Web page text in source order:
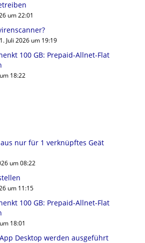
um 22:01
Juli 2026 um 19:19
100 GB: Prepaid-Allnet-Flat
18:22
nur für 1 verknüpftes Geät
um 08:22
um 11:15
100 GB: Prepaid-Allnet-Flat
18:01
Desktop werden ausgeführt